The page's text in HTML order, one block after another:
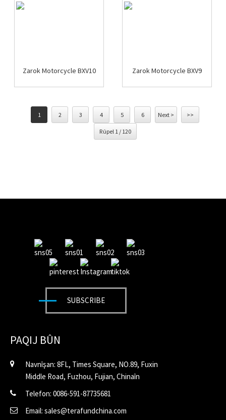
Zarok Motorcycle BXV10 Zarok Motorcycle BXV9
1 2 3 4 5 6 Next > >>
Rûpel 1 / 120
SUBSCRIBE
PAQIJ BÛN
Navnîşan: 8FL, Times Square, NO.89, Fuxin
Middle Road, Fuzhou, Fujian, Chinaîn
Telefon: 0086-591-87735681
Email: sales@terafundchina.com